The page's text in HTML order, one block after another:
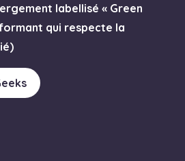
labellisé « Green
qui respecte la